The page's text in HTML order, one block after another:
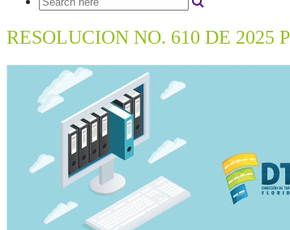
RESOLUCION NO. 610 DE